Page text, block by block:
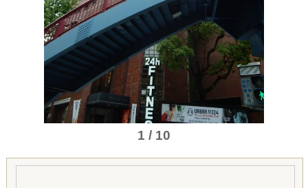
1 / 10